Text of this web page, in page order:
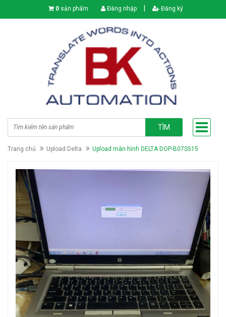
0 sản phẩm Đăng nhập Đăng ký
TÌM
Trang chủ Upload Delta Upload màn hình DELTA DOP-B07S515